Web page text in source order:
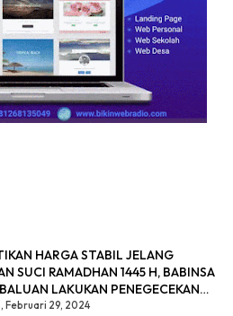
HARGA STABIL JELANG
SUCI RAMADHAN 1445 H, BABINSA
LAKUKAN PENEGECEKAN
SEMBAKO
Februari 29, 2024